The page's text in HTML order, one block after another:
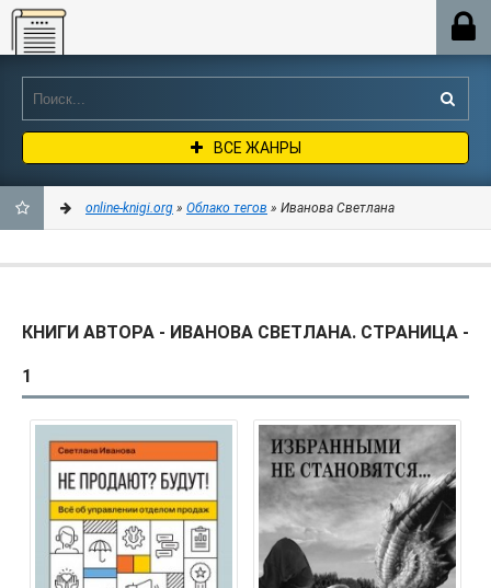
Online-knigi.org
ВСЕ ЖАНРЫ
ЗАКЛАДКИ
online-knigi.org » Облако тегов » Иванова Светлана
КНИГИ АВТОРА - ИВАНОВА СВЕТЛАНА. СТРАНИЦА -
1